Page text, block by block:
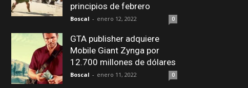
principios de febrero
Boscal - enero 12, 2022 0
GTA publisher adquiere
Mobile Giant Zynga por
12.700 millones de dólares
Boscal - enero 11, 2022 0